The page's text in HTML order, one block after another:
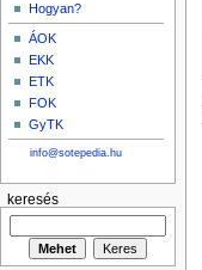
Hogyan?
ÁOK
EKK
ETK
FOK
GyTK
info@sotepedia.hu
keresés